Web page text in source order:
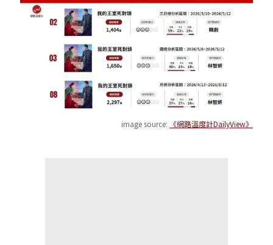
image source: 《網路溫度計DailyView》